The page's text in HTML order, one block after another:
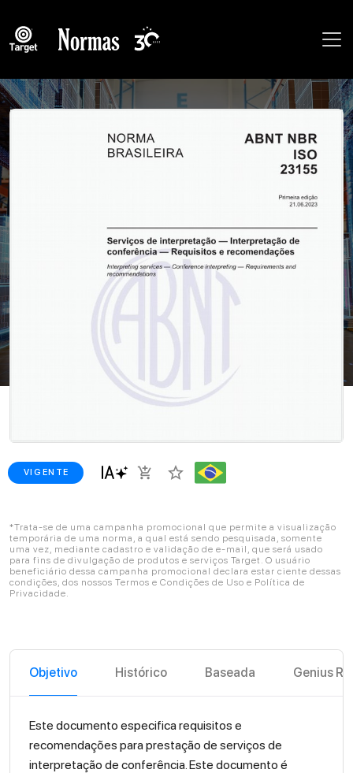
VIGENTE add_shopping_cart star_border
*Trata-se de uma campanha promocional que permite a visualização
temporária de uma norma, a qual está sendo pesquisada, somente
uma vez, mediante cadastro e validação de e-mail, que será usado
para fins de divulgação de produtos e serviços Target. O usuário
beneficiário dessa campanha promocional declara estar ciente dessas
condições, dos nossos Termos e Condições de Uso e Política de
Privacidade.
Objetivo Histórico Baseada Genius
Este documento especifica requisitos e
recomendações para prestação de serviços de
interpretação de conferência. Este documento é